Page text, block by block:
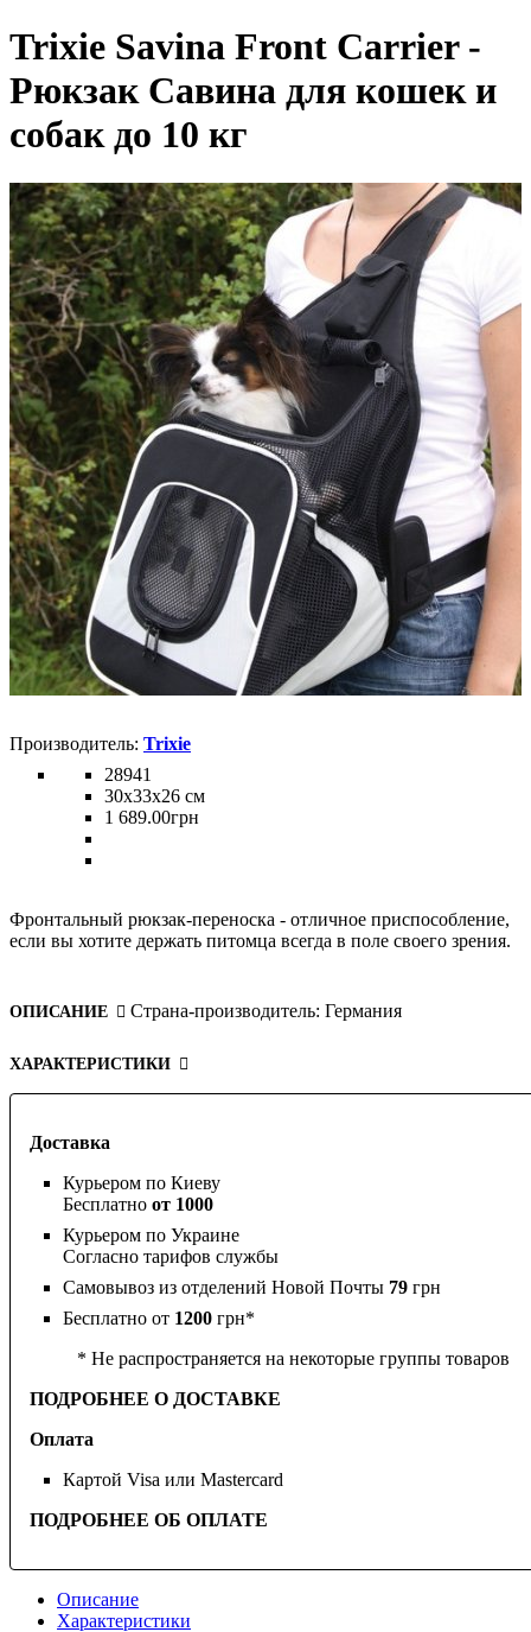
Trixie Savina Front Carrier -
Рюкзак Савина для кошек и
собак до 10 кг
Доставка
Курьером по Киеву
Бесплатно от 1000
Курьером по Украине
Согласно тарифов службы
Самовывоз из отделений Новой Почты 79 грн
Бесплатно от 1200 грн*
* Не распространяется на некоторые группы товаров
ПОДРОБНЕЕ О ДОСТАВКЕ
Оплата
Картой Visa или Mastercard
ПОДРОБНЕЕ ОБ ОПЛАТЕ
Trixie
28941
30х33х26 см
1 689.00грн
Фронтальный рюкзак-переноска - отличное приспособление,
если вы хотите держать питомца всегда в поле своего зрения.
ОПИСАНИЕ Страна-производитель: Германия
ХАРАКТЕРИСТИКИ
Описание
Характеристики